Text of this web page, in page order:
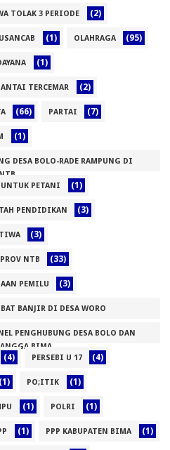
TOLAK 3 PERIODE (2)
(1) OLAHRAGA (95)
(1)
TERCEMAR (2)
(66) PARTAI (7)
(1)
DESA BOLO-RADE RAMPUNG DI
PETANI (1)
PENDIDIKAN (3)
(3)
NTB (33)
PEMILU (3)
BANJIR DI DESA WORO
PENGHUBUNG DESA BOLO DAN
BIMA
(4) PERSEBI U 17 (4)
(1) PO;ITIK (1)
(1) POLRI (1)
(1) PPP KABUPATEN BIMA (1)